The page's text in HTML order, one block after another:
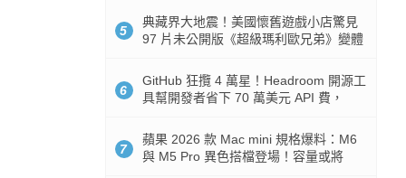
5
典藏界大地震！美國懷舊遊戲小店驚見
97 片未公開版《超級瑪利歐兄弟》變體
6
GitHub 狂攬 4 萬星！Headroom 開源工
具幫開發者省下 70 萬美元 API 費，
7
蘋果 2026 款 Mac mini 規格爆料：M6
與 M5 Pro 異色搭檔登場！容量或將